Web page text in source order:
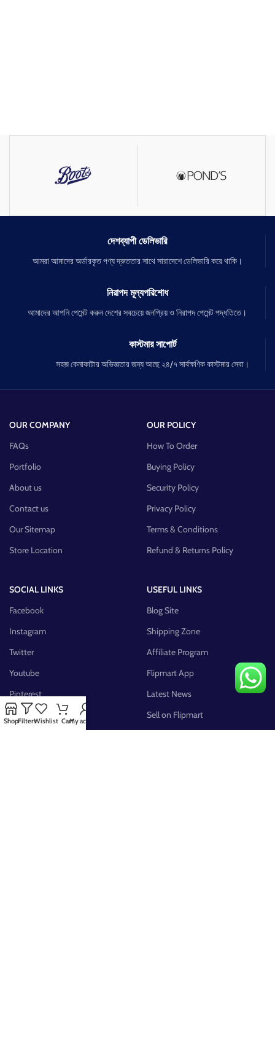
দেশব্যাপী ডেলিভারি
আমরা আমাদের অর্ডারকৃত পণ্য দ্রুততার সাথে সারাদেশে ডেলিভারি করে থাকি।
নিরাপদ মূল্যপরিশোধ
আমাদের আপনি পেমেন্ট করুন দেশের সবচেয়ে জনপ্রিয় ও নিরাপদ পেমেন্ট পদ্ধতিতে।
কাস্টমার সাপোর্ট
সহজ কেনাকাটার অভিজ্ঞতার জন্য আছে ২৪/৭ সার্বক্ষণিক কাস্টমার সেবা।
OUR COMPANY
FAQs
Portfolio
About us
Contact us
Our Sitemap
Store Location
OUR POLICY
How To Order
Buying Policy
Security Policy
Privacy Policy
Terms & Conditions
Refund & Returns Policy
SOCIAL LINKS
Facebook
Instagram
Twitter
Youtube
Pinterest
FB Group
USEFUL LINKS
Blog Site
Shipping Zone
Affiliate Program
Flipmart App
Latest News
Sell on Flipmart
ShopFiltersWishlist CartMy account